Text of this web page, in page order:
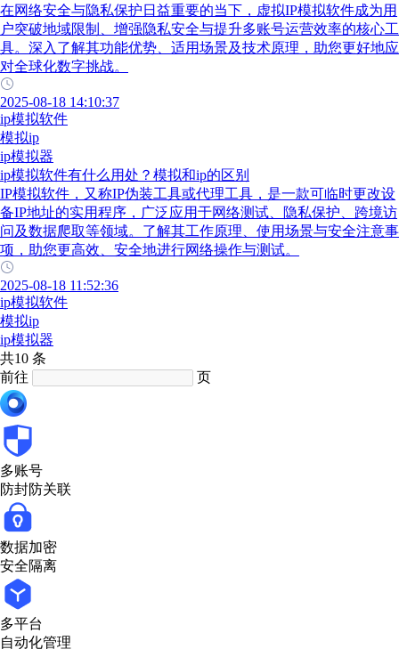
在网络安全与隐私保护日益重要的当下，虚拟IP模拟软件成为用
户突破地域限制、增强隐私安全与提升多账号运营效率的核心工
具。深入了解其功能优势、适用场景及技术原理，助您更好地应
对全球化数字挑战。
2025-08-18 14:10:37
ip模拟软件
模拟ip
ip模拟器
ip模拟软件有什么用处？模拟和ip的区别
IP模拟软件，又称IP伪装工具或代理工具，是一款可临时更改设
备IP地址的实用程序，广泛应用于网络测试、隐私保护、跨境访
问及数据爬取等领域。了解其工作原理、使用场景与安全注意事
项，助您更高效、安全地进行网络操作与测试。
2025-08-18 11:52:36
ip模拟软件
模拟ip
ip模拟器
共10 条
前往
页
多账号
防封防关联
数据加密
安全隔离
多平台
自动化管理